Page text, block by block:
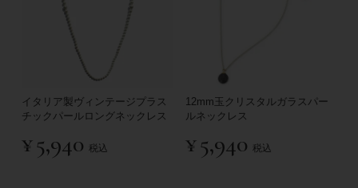
イタリア製ヴィンテージプラス
チックパールロングネックレス
¥5,940 税込
12mm玉クリスタルガラスパー
ルネックレス
¥5,940 税込